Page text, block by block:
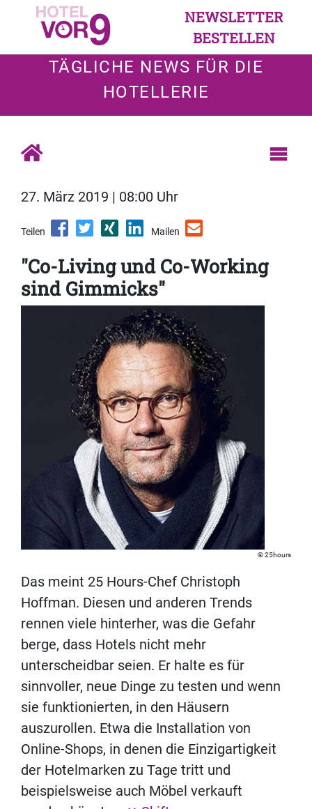
NEWSLETTER
BESTELLEN
TÄGLICHE NEWS FÜR DIE
HOTELLERIE
27. März 2019 | 08:00 Uhr
Teilen Mailen
"Co-Living und Co-Working
sind Gimmicks"
25hours
Das meint 25 Hours-Chef Christoph
Hoffman. Diesen und anderen Trends
rennen viele hinterher, was die Gefahr
berge, dass Hotels nicht mehr
unterscheidbar seien. Er halte es für
sinnvoller, neue Dinge zu testen und wenn
sie funktionierten, in den Häusern
auszurollen. Etwa die Installation von
Online-Shops, in denen die Einzigartigkeit
der Hotelmarken zu Tage tritt und
beispielsweise auch Möbel verkauft